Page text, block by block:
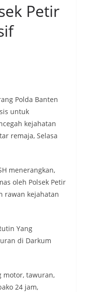
Petir
Polda Banten
untuk
kejahatan
remaja, Selasa
menerangkan,
oleh Polsek Petir
rawan kejahatan
Yang
di Darkum
motor, tawuran,
24 jam,